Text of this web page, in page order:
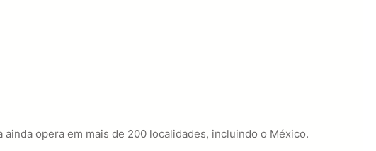
opera em mais de 200 localidades, incluindo o México.